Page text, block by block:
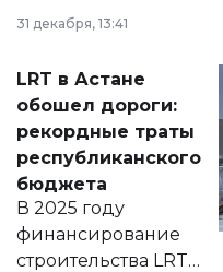
города на 2026–
2028 годы.
документ
появился в базе
нормативных
правовых актов и
на сайте маслихат
города.
31 декабря, 13:41
LRT в Астане
обошел дороги:
рекордные траты
республиканского
бюджета
В 2025 году
финансирование
строительства LRT